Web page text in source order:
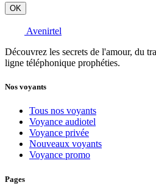
OK
Avenirtel
Découvrez les secrets de l'amour, du
ligne téléphonique prophéties.
Nos voyants
Tous nos voyants
Voyance audiotel
Voyance privée
Nouveaux voyants
Voyance promo
Pages